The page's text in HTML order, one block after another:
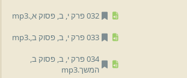
032 פרק י,
ב, פסוק א,.
mp3
033 פרק י,
ב, פסוק ב,.
mp3
034 פרק י,
ב, פסוק ב,
המשך.mp3